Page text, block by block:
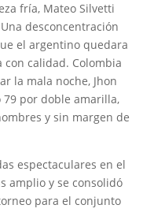
fría, Mateo Silvetti
desconcentración
el argentino quedara
calidad. Colombia
la mala noche, Jhon
por doble amarilla,
y sin margen de
espectaculares en el
amplio y se consolidó
para el conjunto